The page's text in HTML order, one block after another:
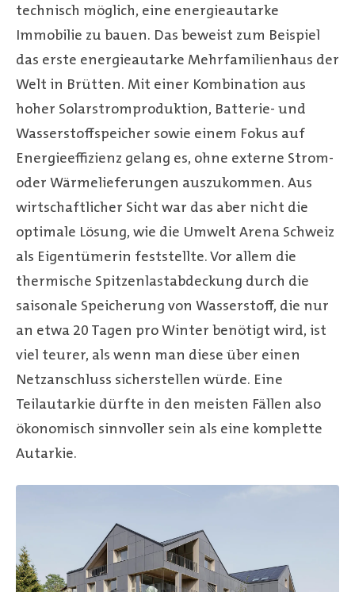
technisch möglich, eine energieautarke
Immobilie zu bauen. Das beweist zum Beispiel
das erste energieautarke Mehrfamilienhaus der
Welt in Brütten. Mit einer Kombination aus
hoher Solarstromproduktion, Batterie- und
Wasserstoffspeicher sowie einem Fokus auf
Energieeffizienz gelang es, ohne externe Strom-
oder Wärmelieferungen auszukommen. Aus
wirtschaftlicher Sicht war das aber nicht die
optimale Lösung, wie die Umwelt Arena Schweiz
als Eigentümerin feststellte. Vor allem die
thermische Spitzenlastabdeckung durch die
saisonale Speicherung von Wasserstoff, die nur
an etwa 20 Tagen pro Winter benötigt wird, ist
viel teurer, als wenn man diese über einen
Netzanschluss sicherstellen würde. Eine
Teilautarkie dürfte in den meisten Fällen also
ökonomisch sinnvoller sein als eine komplette
Autarkie.